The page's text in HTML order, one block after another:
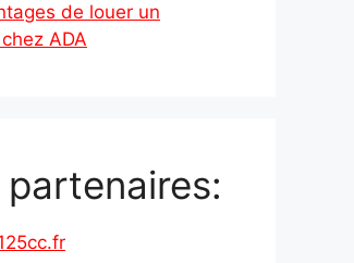
de louer un
ADA
partenaires: